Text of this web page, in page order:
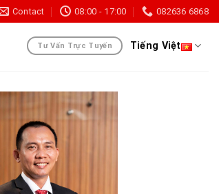
Contact 08:00 - 17:00 082636 6868
Tư Vấn Trực Tuyến Tiếng Việt